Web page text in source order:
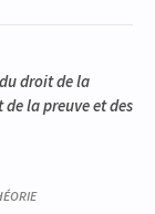
droit de la
la preuve et des